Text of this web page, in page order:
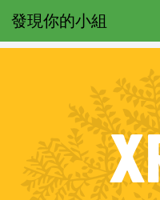
發現你的小組